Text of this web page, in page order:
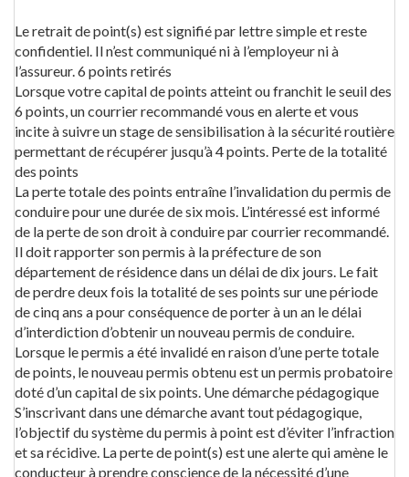
Le retrait de point(s) est signifié par lettre simple et reste
confidentiel. Il n’est communiqué ni à l’employeur ni à
l’assureur. 6 points retirés
Lorsque votre capital de points atteint ou franchit le seuil des
6 points, un courrier recommandé vous en alerte et vous
incite à suivre un stage de sensibilisation à la sécurité routière
permettant de récupérer jusqu’à 4 points. Perte de la totalité
des points
La perte totale des points entraîne l’invalidation du permis de
conduire pour une durée de six mois. L’intéressé est informé
de la perte de son droit à conduire par courrier recommandé.
Il doit rapporter son permis à la préfecture de son
département de résidence dans un délai de dix jours. Le fait
de perdre deux fois la totalité de ses points sur une période
de cinq ans a pour conséquence de porter à un an le délai
d’interdiction d’obtenir un nouveau permis de conduire.
Lorsque le permis a été invalidé en raison d’une perte totale
de points, le nouveau permis obtenu est un permis probatoire
doté d’un capital de six points. Une démarche pédagogique
S’inscrivant dans une démarche avant tout pédagogique,
l’objectif du système du permis à point est d’éviter l’infraction
et sa récidive. La perte de point(s) est une alerte qui amène le
conducteur à prendre conscience de la nécessité d’une